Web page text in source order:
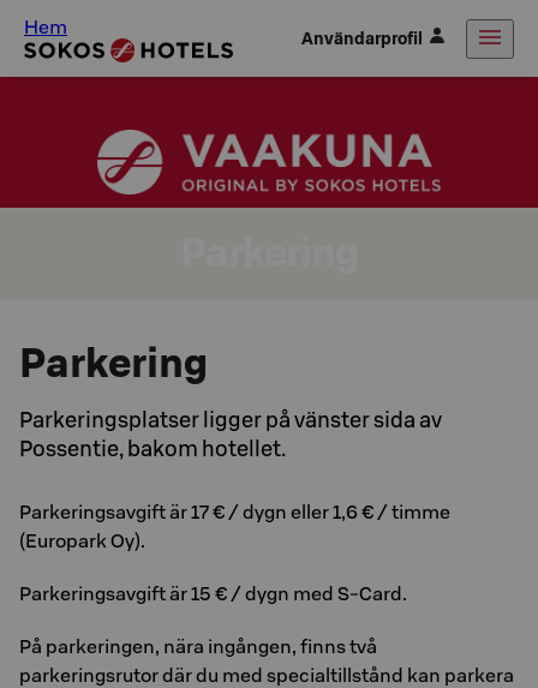
Hem Användarprofil
Parkering
Parkeringsplatser ligger på vänster sida av
Possentie, bakom hotellet.
Parkeringsavgift är 17 € / dygn eller 1,6 € / timme
(Europark Oy).
Parkeringsavgift är 15 € / dygn med S-Card.
På parkeringen, nära ingången, finns två
parkeringsrutor där du med specialtillstånd kan parkera